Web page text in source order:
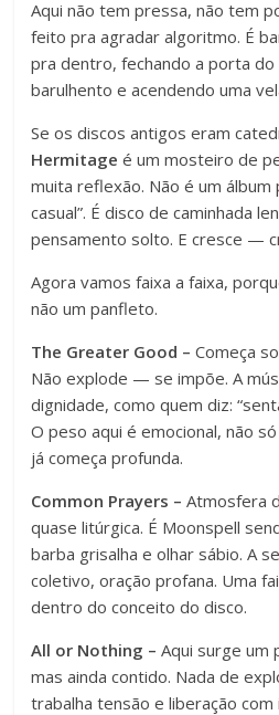
Aqui não tem pressa, não tem
feito pra agradar algoritmo. É
pra dentro, fechando a porta
barulhento e acendendo uma
Se os discos antigos eram
Hermitage é um mosteiro de
muita reflexão. Não é um álbum
casual”. É disco de caminhada
pensamento solto. E cresce —
Agora vamos faixa a faixa,
não um panfleto.
The Greater Good – Começa
Não explode — se impõe. A
dignidade, como quem diz:
O peso aqui é emocional, não
já começa profunda.
Common Prayers – Atmosfera
quase litúrgica. É Moonspell
barba grisalha e olhar sábio. A
coletivo, oração profana. Uma
dentro do conceito do disco.
All or Nothing – Aqui surge um
mas ainda contido. Nada de
trabalha tensão e liberação